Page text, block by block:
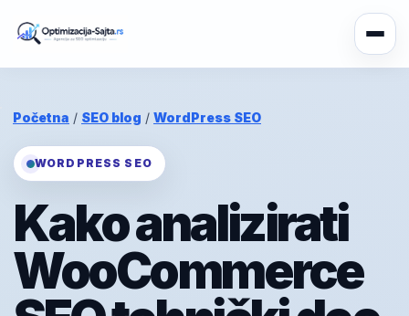
Početna / SEO blog / WordPress SEO
WORDPRESS SEO
Kako analizirati
WooCommerce